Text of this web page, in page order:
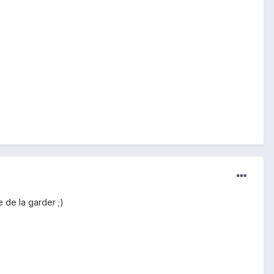
de la garder ;)